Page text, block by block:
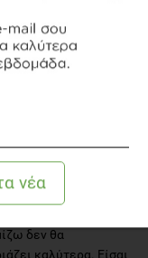
κολοκύθι,
θα επιμείνω
να
του.
δεν θα
καλύτερα. Είσαι